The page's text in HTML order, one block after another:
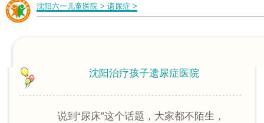
沈阳六一儿童医院> 遗尿症 >
沈阳治疗孩子遗尿症医院
说到“尿床”这个话题，大家都不陌生，